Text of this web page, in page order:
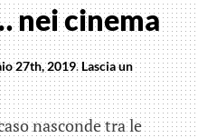
nei cinema
27th, 2019.Lascia un
nasconde tra le